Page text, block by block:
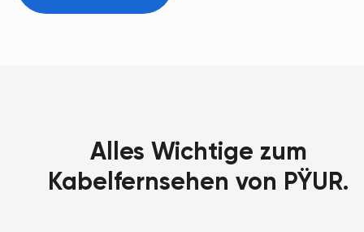
Alles Wichtige zum
Kabelfernsehen von PŸUR.